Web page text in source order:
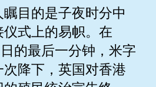
目的是子夜时分中
式上的易帜。在
的最后一分钟，米字
降下，英国对香港